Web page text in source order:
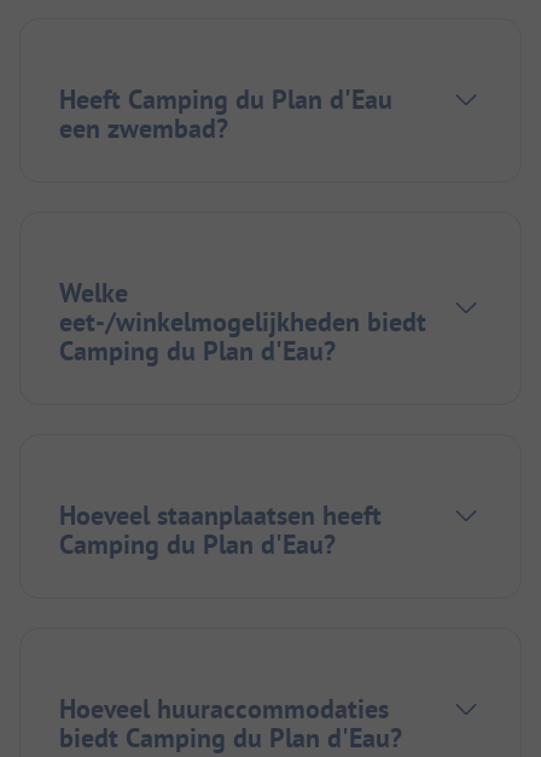
Heeft Camping du Plan d'Eau
een zwembad?
Welke
eet-/winkelmogelijkheden biedt
Camping du Plan d'Eau?
Hoeveel staanplaatsen heeft
Camping du Plan d'Eau?
Hoeveel huuraccommodaties
biedt Camping du Plan d'Eau?